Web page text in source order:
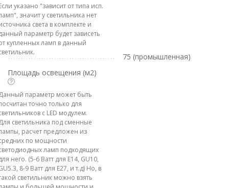
указано "зависит от типа исп.
значит у светильника нет
света в комплекте и
параметр будет зависеть
купленных ламп в данный
75 (промышленная)
Площадь освещения (м2)
параметр может быть
точно только для
с LED модулем.
светильника под сменные
расчет предложен из
по мощности
ламп подходящих
него. (5-6 Ватт для E14, GU10,
8-9 Ватт для E27, и т.д) Но, в
светильник можно взять